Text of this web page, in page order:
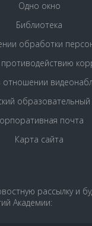
Одно окно
Библиотека
обработки
отношении
образовательный
почта
Карта сайта
рассылку и
Академии: